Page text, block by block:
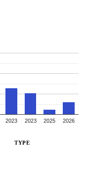
2023 2023 2025 2026
TYPE